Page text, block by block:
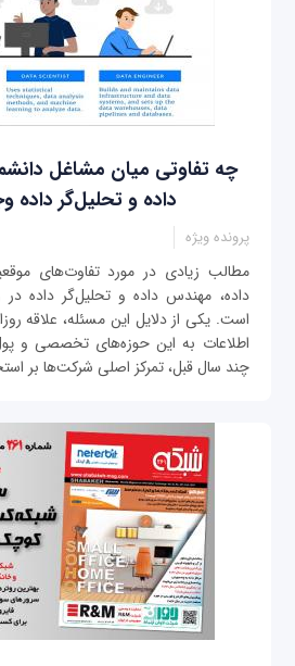
چه تفاوتی میان مشاغل
داده و تحلیل‌گر داده
پرونده ویژه
مطالب زیادی در مورد تفاوت‌های
داده، مهندس داده و تحلیل‌گر داده
است. یکی از دلایل این مسئله، علاقه
اطلاعات به این حوزه‌های تخصصی و
چند سال قبل، تمرکز اصلی شرکت‌ها بر